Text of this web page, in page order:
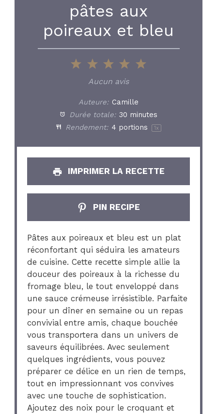
pâtes aux
poireaux et bleu
5
4
3
Stars
2
Stars
1
Star
Aucun avis
Auteure: Camille
Durée totale: 30 minutes
Rendement: 4 portions 1x
IMPRIMER LA RECETTE
PIN RECIPE
Pâtes aux poireaux et bleu est un plat
réconfortant qui séduira les amateurs
de cuisine. Cette recette simple allie la
douceur des poireaux à la richesse du
fromage bleu, le tout enveloppé dans
une sauce crémeuse irrésistible. Parfaite
pour un dîner en semaine ou un repas
convivial entre amis, chaque bouchée
vous transportera dans un univers de
saveurs équilibrées. Avec seulement
quelques ingrédients, vous pouvez
préparer ce délice en un rien de temps,
tout en impressionnant vos convives
avec une touche de sophistication.
Ajoutez des noix pour le croquant et